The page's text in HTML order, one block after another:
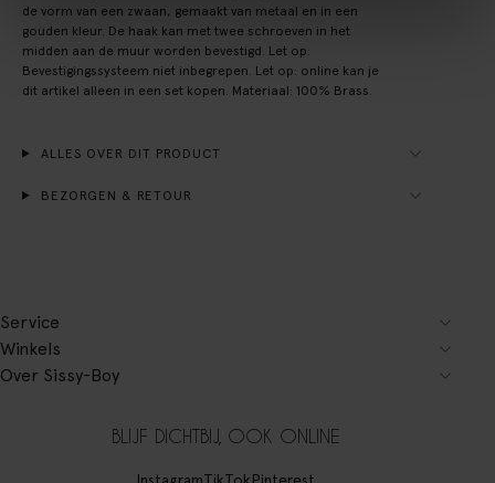
de vorm van een zwaan, gemaakt van metaal en in een
gouden kleur. De haak kan met twee schroeven in het
midden aan de muur worden bevestigd. Let op:
Bevestigingssysteem niet inbegrepen. Let op: online kan je
dit artikel alleen in een set kopen. Materiaal: 100% Brass.
ALLES OVER DIT PRODUCT
BEZORGEN & RETOUR
Service
Winkels
Over Sissy-Boy
BLIJF DICHTBIJ, OOK ONLINE